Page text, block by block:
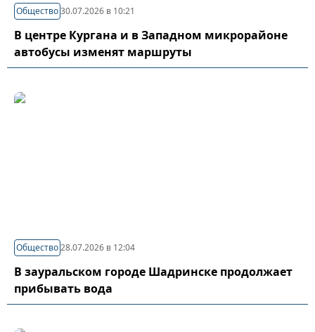
Общество30.07.2026 в 10:21
В центре Кургана и в Западном микрорайоне
автобусы изменят маршруты
Общество28.07.2026 в 12:04
В зауральском городе Шадринске продолжает
прибывать вода